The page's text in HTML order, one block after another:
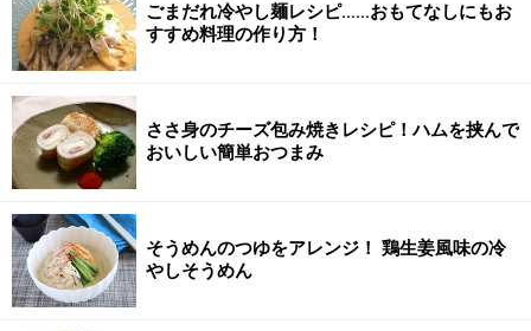
ごまだれ冷やし麺レシピ……おもてなしにもお
すすめ料理の作り方！
ささ身のチーズ包み焼きレシピ！ハムを挟んで
おいしい簡単おつまみ
そうめんのつゆをアレンジ！ 鶏生姜風味の冷
やしそうめん